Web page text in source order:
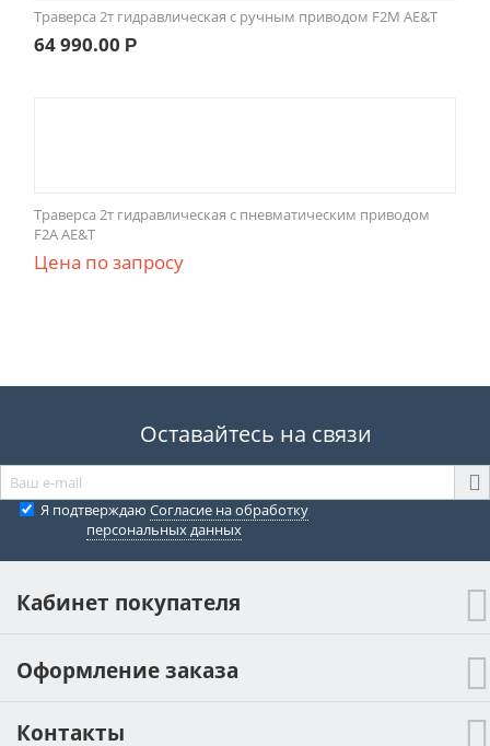
Траверса 2т гидравлическая c ручным приводом F2M AE&T
64 990.00 Р
Траверса 2т гидравлическая c пневматическим приводом
F2A AE&T
Цена по запросу
Оставайтесь на связи
Я подтверждаю Согласие на обработку
персональных данных
Кабинет покупателя
Оформление заказа
Контакты